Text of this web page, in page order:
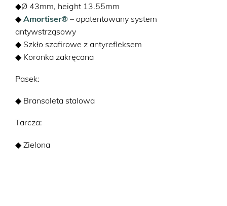
◆Ø 43mm, height 13.55mm
◆ Amortiser® – opatentowany system
antywstrząsowy
◆ Szkło szafirowe z antyrefleksem
◆ Koronka zakręcana
Pasek:
◆ Bransoleta stalowa
Tarcza:
◆ Zielona